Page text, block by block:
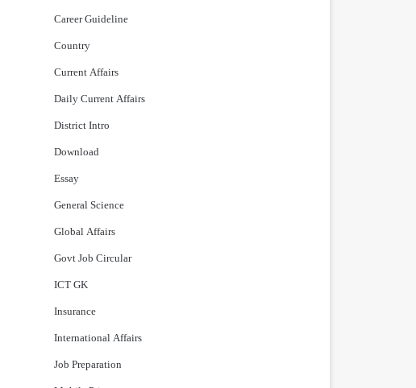
Career Guideline
Country
Current Affairs
Daily Current Affairs
District Intro
Download
Essay
General Science
Global Affairs
Govt Job Circular
ICT GK
Insurance
International Affairs
Job Preparation